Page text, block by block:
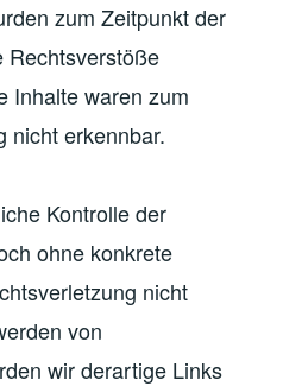
zum Zeitpunkt der
Rechtsverstöße
Inhalte waren zum
nicht erkennbar.
Kontrolle der
ohne konkrete
nicht
von
wir derartige Links